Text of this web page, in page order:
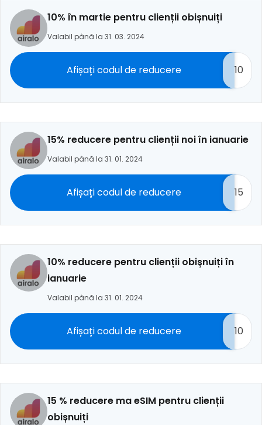
10% în martie pentru clienții obișnuiți
Valabil până la 31. 03. 2024
Afișați codul de reducere 10
15% reducere pentru clienții noi în ianuarie
Valabil până la 31. 01. 2024
Afișați codul de reducere 15
10% reducere pentru clienții obișnuiți în
ianuarie
Valabil până la 31. 01. 2024
Afișați codul de reducere 10
15 % reducere ma eSIM pentru clienții
obișnuiți